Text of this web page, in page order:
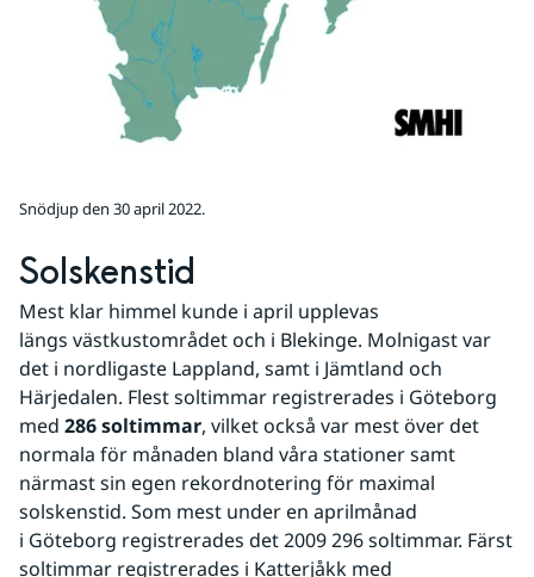
Snödjup den 30 april 2022.
Solskenstid
Mest klar himmel kunde i april upplevas
längs västkustområdet och i Blekinge. Molnigast var
det i nordligaste Lappland, samt i Jämtland och
Härjedalen. Flest soltimmar registrerades i Göteborg
med 286 soltimmar, vilket också var mest över det
normala för månaden bland våra stationer samt
närmast sin egen rekordnotering för maximal
solskenstid. Som mest under en aprilmånad
i Göteborg registrerades det 2009 296 soltimmar. Färst